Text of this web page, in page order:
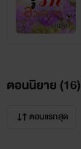
ค่ะ แต่ถ้านักอ่าน
ลีลาต้องขอโทษไว้
ตัวอักษรทุกตัวที่
ตอนนิยาย (16)
ตอนแรกสุด